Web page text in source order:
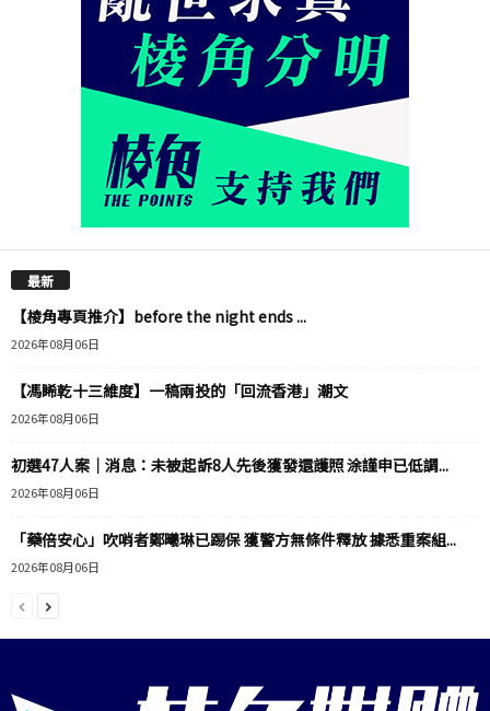
最新
【棱角專頁推介】before the night ends ...
2026年08月06日
【馮睎乾十三維度】一稿兩投的「回流香港」潮文
2026年08月06日
初選47人案｜消息：未被起訴8人先後獲發還護照 涂謹申已低調...
2026年08月06日
「藥倍安心」吹哨者鄭曦琳已踢保 獲警方無條件釋放 據悉重案組...
2026年08月06日